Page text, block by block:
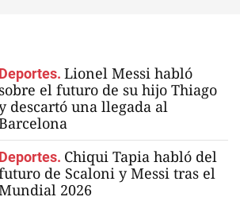
Deportes. Lionel Messi habló
el futuro de su hijo Thiago
descartó una llegada al
Deportes. Chiqui Tapia habló del
de Scaloni y Messi tras el
2026